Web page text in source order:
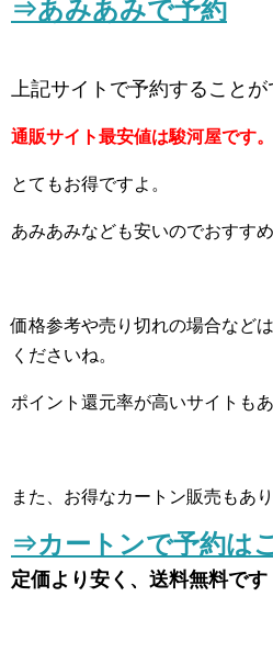
⇒あみあみで予約
上記サイトで予約することが
通販サイト最安値は駿河屋です。
とてもお得ですよ。
あみあみなども安いのでおすすめ
価格参考や売り切れの場合など
くださいね。
ポイント還元率が高いサイトもあ
また、お得なカートン販売もあり
⇒カートンで予約は
定価より安く、送料無料です